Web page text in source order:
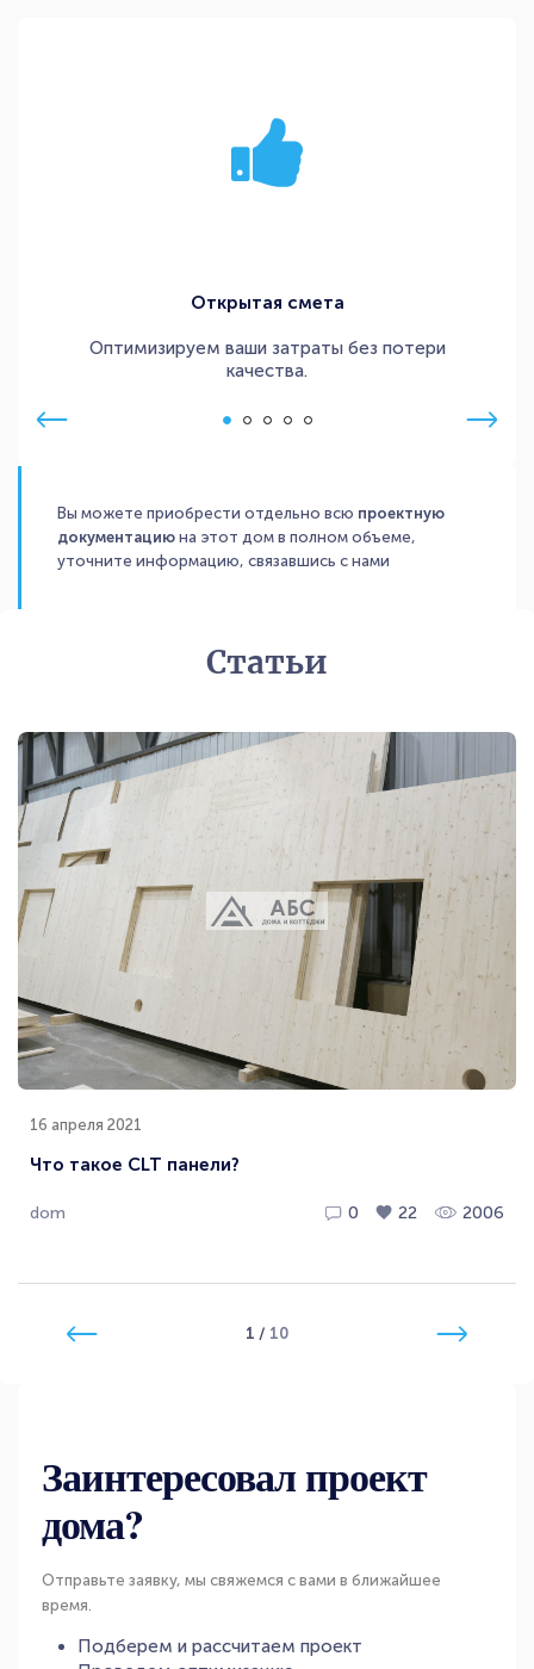
Открытая смета
Оптимизируем ваши затраты без потери
качества.
Вы можете приобрести отдельно всю проектную
документацию на этот дом в полном объеме,
уточните информацию, связавшись с нами
Статьи
16 апреля 2021
Что такое CLT панели?
dom 0 22 2006
1 / 10
Заинтересовал проект
дома?
Отправьте заявку, мы свяжемся с вами в ближайшее
время.
Подберем и рассчитаем проект